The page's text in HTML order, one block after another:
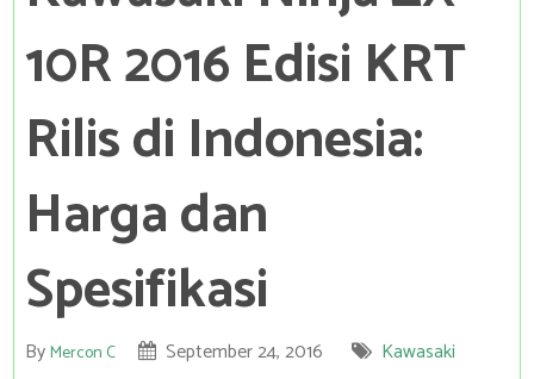
10R 2016 Edisi KRT
Rilis di Indonesia:
Harga dan
Spesifikasi
ByMercon C September 24, 2016 Kawasaki